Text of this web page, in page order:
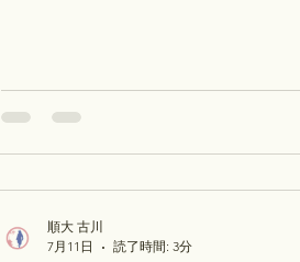
予定：日本史】 月：「月曜日_05.武
上の風潮と国一揆～ 火：「火曜日
曜日_02.律令国家の形成」天平の美
月27日（月）～7月30日（木）です※
個別授業（探究コース・テスト対策
順大 古川
7月11日
読了時間: 3分